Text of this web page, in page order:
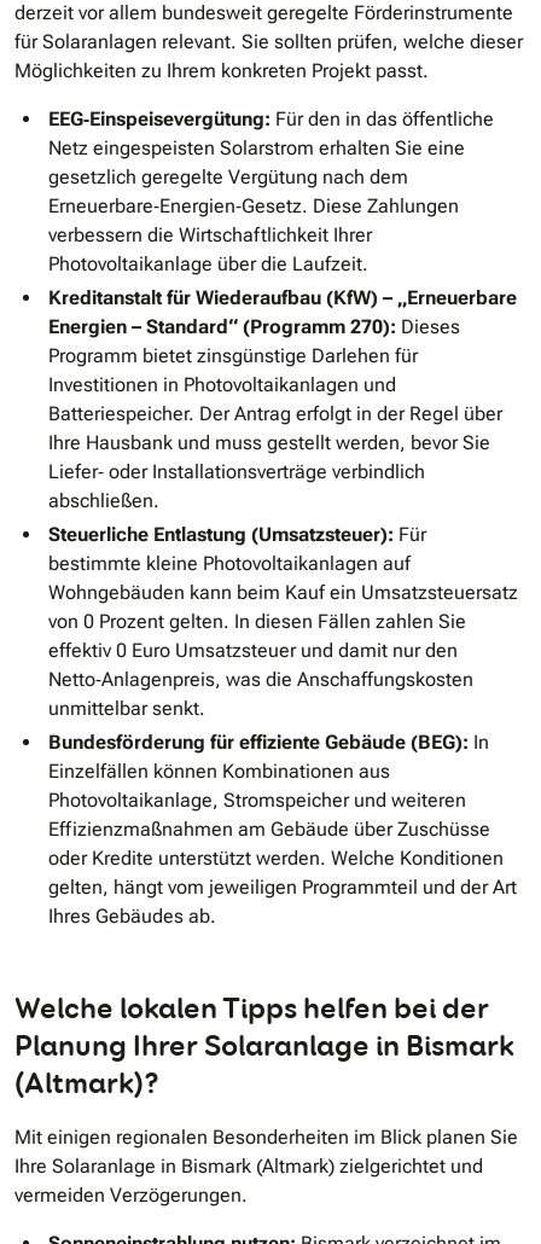
derzeit vor allem bundesweit geregelte Förderinstrumente
für Solaranlagen relevant. Sie sollten prüfen, welche dieser
Möglichkeiten zu Ihrem konkreten Projekt passt.
EEG‑Einspeisevergütung: Für den in das öffentliche
Netz eingespeisten Solarstrom erhalten Sie eine
gesetzlich geregelte Vergütung nach dem
Erneuerbare‑Energien‑Gesetz. Diese Zahlungen
verbessern die Wirtschaftlichkeit Ihrer
Photovoltaikanlage über die Laufzeit.
Kreditanstalt für Wiederaufbau (KfW) – „Erneuerbare
Energien – Standard“ (Programm 270): Dieses
Programm bietet zinsgünstige Darlehen für
Investitionen in Photovoltaikanlagen und
Batteriespeicher. Der Antrag erfolgt in der Regel über
Ihre Hausbank und muss gestellt werden, bevor Sie
Liefer‑ oder Installationsverträge verbindlich
abschließen.
Steuerliche Entlastung (Umsatzsteuer): Für
bestimmte kleine Photovoltaikanlagen auf
Wohngebäuden kann beim Kauf ein Umsatzsteuersatz
von 0 Prozent gelten. In diesen Fällen zahlen Sie
effektiv 0 Euro Umsatzsteuer und damit nur den
Netto‑Anlagenpreis, was die Anschaffungskosten
unmittelbar senkt.
Bundesförderung für effiziente Gebäude (BEG): In
Einzelfällen können Kombinationen aus
Photovoltaikanlage, Stromspeicher und weiteren
Effizienzmaßnahmen am Gebäude über Zuschüsse
oder Kredite unterstützt werden. Welche Konditionen
gelten, hängt vom jeweiligen Programmteil und der Art
Ihres Gebäudes ab.
Welche lokalen Tipps helfen bei der
Planung Ihrer Solaranlage in Bismark
(Altmark)?
Mit einigen regionalen Besonderheiten im Blick planen Sie
Ihre Solaranlage in Bismark (Altmark) zielgerichtet und
vermeiden Verzögerungen.